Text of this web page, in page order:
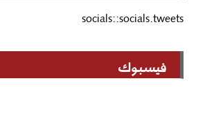
socials::socials.tweets
فيسبوك